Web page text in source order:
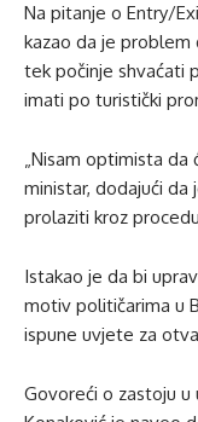
Na pitanje o Entry/
kazao da je problem
tek počinje shvaćati
imati po turistički
„Nisam optimista da
ministar, dodajući
prolaziti kroz
Istakao je da bi
motiv političarima u
ispune uvjete za
Govoreći o zastoju u